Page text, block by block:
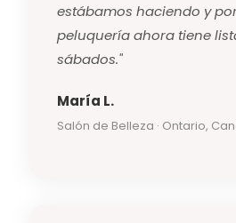
estábamos haciendo y
peluquería ahora tiene
sábados."
María L.
Salón de Belleza · Ontario,